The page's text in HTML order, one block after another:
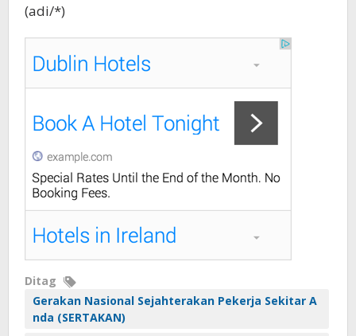
(adi/*)
Ditag
Gerakan Nasional Sejahterakan Pekerja Sekitar A
nda (SERTAKAN)